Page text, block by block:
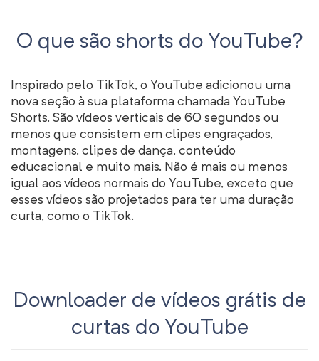
O que são shorts do YouTube?
Inspirado pelo TikTok, o YouTube adicionou uma
nova seção à sua plataforma chamada YouTube
Shorts. São vídeos verticais de 60 segundos ou
menos que consistem em clipes engraçados,
montagens, clipes de dança, conteúdo
educacional e muito mais. Não é mais ou menos
igual aos vídeos normais do YouTube, exceto que
esses vídeos são projetados para ter uma duração
curta, como o TikTok.
Downloader de vídeos grátis de
curtas do YouTube